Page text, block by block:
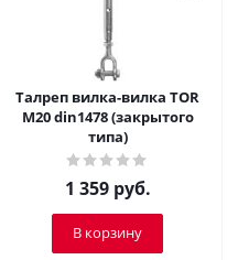
Талреп вилка-вилка TOR
М20 din1478 (закрытого
типа)
1 359руб.
В корзину